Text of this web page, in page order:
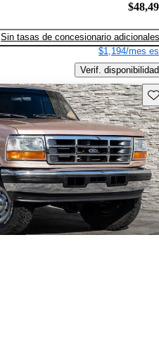
Sin tasas de concesionario adicionales
$1,194/mes
Verif. disponibilidad